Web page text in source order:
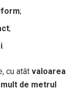
;
;
.
cu atât valoarea
de metrul